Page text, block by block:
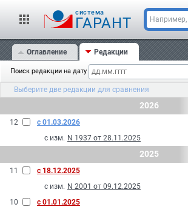
cистема
ГАРАНТ Например,
Оглавление Редакции
Поиск редакции на дату
Выберите две редакции для сравнения
2026
12
с 01.03.2026
с изм. N 1937 от 28.11.2025
2025
11
с 18.12.2025
с изм. N 2001 от 09.12.2025
10
с 01.01.2025